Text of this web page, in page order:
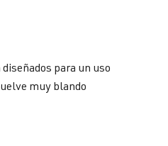
para un uso
muy blando